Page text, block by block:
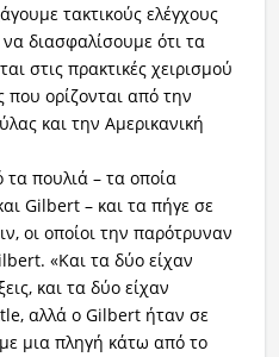
τακτικούς ελέγχους
διασφαλίσουμε ότι τα
στις πρακτικές χειρισμού
που ορίζονται από την
και την Αμερικανική
πουλιά – τα οποία
Gilbert – και τα πήγε σε
οι οποίοι την παρότρυναν
«Και τα δύο είχαν
και τα δύο είχαν
αλλά ο Gilbert ήταν σε
μια πληγή κάτω από το